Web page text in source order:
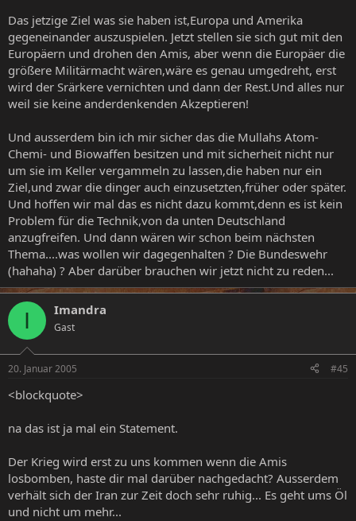
Das jetzige Ziel was sie haben ist,Europa und Amerika
gegeneinander auszuspielen. Jetzt stellen sie sich gut mit den
Europäern und drohen den Amis, aber wenn die Europäer die
größere Militärmacht wären,wäre es genau umgedreht, erst
wird der Srärkere vernichten und dann der Rest.Und alles nur
weil sie keine anderdenkenden Akzeptieren!
Und ausserdem bin ich mir sicher das die Mullahs Atom-
Chemi- und Biowaffen besitzen und mit sicherheit nicht nur
um sie im Keller vergammeln zu lassen,die haben nur ein
Ziel,und zwar die dinger auch einzusetzten,früher oder später.
Und hoffen wir mal das es nicht dazu kommt,denn es ist kein
Problem für die Technik,von da unten Deutschland
anzugfreifen. Und dann wären wir schon beim nächsten
Thema....was wollen wir dagegenhalten ? Die Bundeswehr
(hahaha) ? Aber darüber brauchen wir jetzt nicht zu reden...
I Imandra
Gast
20. Januar 2005 #45
<blockquote>
na das ist ja mal ein Statement.
Der Krieg wird erst zu uns kommen wenn die Amis
losbomben, haste dir mal darüber nachgedacht? Ausserdem
verhält sich der Iran zur Zeit doch sehr ruhig... Es geht ums Öl
und nicht um mehr...